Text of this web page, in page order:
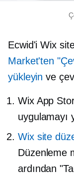
Ecwid'i Wix
Market'ten
yükleyin ve
Wix App
uygulamayı
Wix site
Düzenleme
ardından